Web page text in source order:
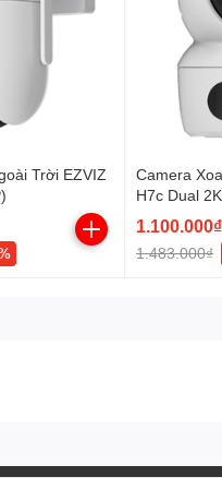
Còi
Chống nước, chống
phá hoại
IP65
Nguồn
thụ
Trời EZVIZ
Camera
H7c Dual
1.100.000₫
1.483.000₫